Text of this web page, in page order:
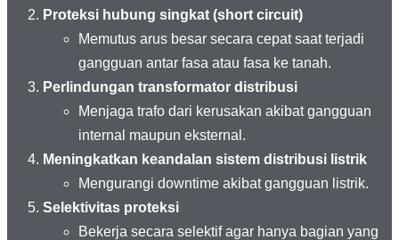
Proteksi hubung singkat (short circuit)
Memutus arus besar secara cepat saat terjadi
gangguan antar fasa atau fasa ke tanah.
Perlindungan transformator distribusi
Menjaga trafo dari kerusakan akibat gangguan
internal maupun eksternal.
Meningkatkan keandalan sistem distribusi listrik
Mengurangi downtime akibat gangguan listrik.
Selektivitas proteksi
Bekerja secara selektif agar hanya bagian yang